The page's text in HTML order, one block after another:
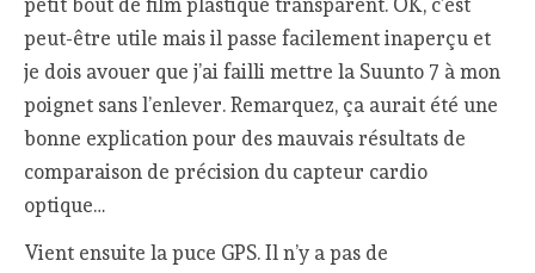
peut-être utile mais il passe facilement inaperçu et
je dois avouer que j’ai failli mettre la Suunto 7 à mon
poignet sans l’enlever. Remarquez, ça aurait été une
bonne explication pour des mauvais résultats de
comparaison de précision du capteur cardio
optique…
Vient ensuite la puce GPS. Il n’y a pas de